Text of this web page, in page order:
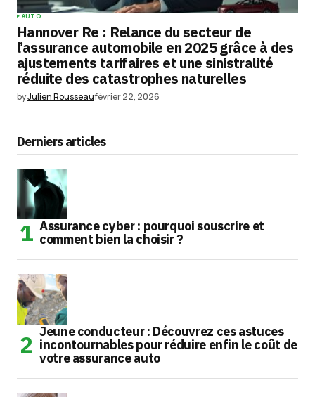
AUTO
Hannover Re : Relance du secteur de
l’assurance automobile en 2025 grâce à des
ajustements tarifaires et une sinistralité
réduite des catastrophes naturelles
byJulien Rousseaufévrier 22, 2026
Derniers articles
Assurance cyber : pourquoi souscrire et
comment bien la choisir ?
Jeune conducteur : Découvrez ces astuces
incontournables pour réduire enfin le coût de
votre assurance auto